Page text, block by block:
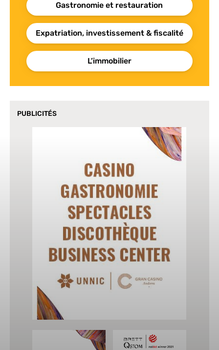
Gastronomie et restauration
Expatriation, investissement & fiscalité
L’immobilier
PUBLICITÉS